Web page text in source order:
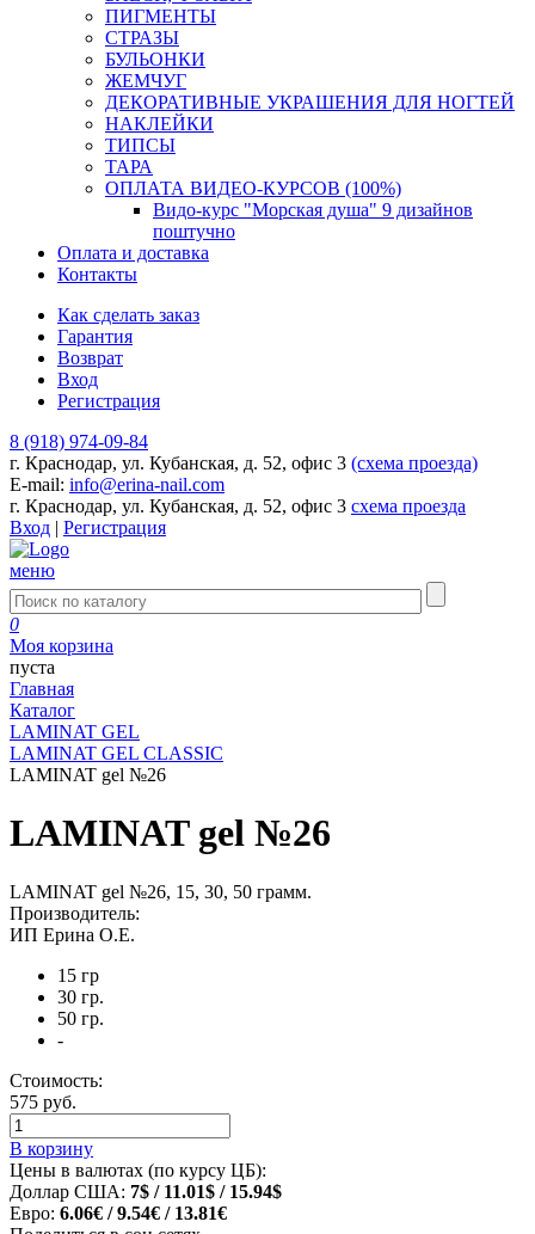
ПИГМЕНТЫ
СТРАЗЫ
БУЛЬОНКИ
ЖЕМЧУГ
ДЕКОРАТИВНЫЕ УКРАШЕНИЯ ДЛЯ НОГТЕЙ
НАКЛЕЙКИ
ТИПСЫ
ТАРА
ОПЛАТА ВИДЕО-КУРСОВ (100%)
Видо-курс "Морская душа" 9 дизайнов
поштучно
Оплата и доставка
Контакты
Как сделать заказ
Гарантия
Возврат
Вход
Регистрация
8 (918) 974-09-84
г. Краснодар, ул. Кубанская, д. 52, офис 3 (схема проезда)
E-mail: info@erina-nail.com
г. Краснодар, ул. Кубанская, д. 52, офис 3 схема проезда
Вход | Регистрация
меню
0
Моя корзина
пуста
Главная
Каталог
LAMINAT GEL
LAMINAT GEL CLASSIС
LAMINAT gel №26
LAMINAT gel №26
LAMINAT gel №26, 15, 30, 50 грамм.
Производитель:
ИП Ерина О.Е.
15 гр
30 гр.
50 гр.
-
Стоимость:
575 руб.
В корзину
Цены в валютах (по курсу ЦБ):
Доллар США: 7$ / 11.01$ / 15.94$
Евро: 6.06€ / 9.54€ / 13.81€